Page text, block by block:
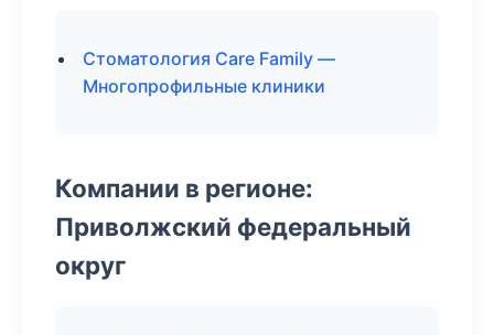
Стоматология Care Family —
Многопрофильные клиники
Компании в регионе:
Приволжский федеральный
округ